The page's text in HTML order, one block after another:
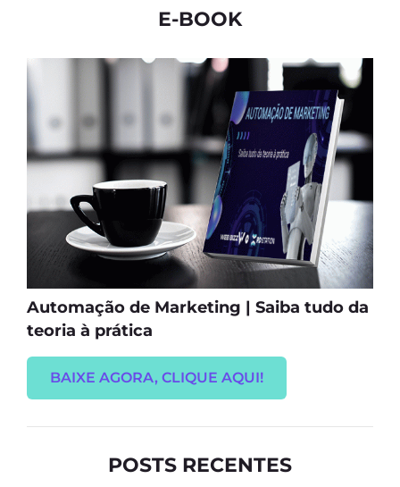
E-BOOK
Automação de Marketing | Saiba tudo da
teoria à prática
BAIXE AGORA, CLIQUE AQUI!
POSTS RECENTES